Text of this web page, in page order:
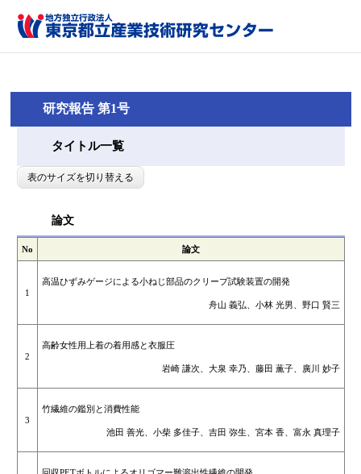
研究報告 第1号
タイトル一覧
表のサイズを切り替える
論文
No 論文
1
高温ひずみゲージによる小ねじ部品のクリープ試験装置の開発
舟山 義弘、小林 光男、野口 賢三
2
高齢女性用上着の着用感と衣服圧
岩崎 謙次、大泉 幸乃、藤田 薫子、廣川 妙子
3
竹繊維の鑑別と消費性能
池田 善光、小柴 多佳子、吉田 弥生、宮本 香、富永 真理子